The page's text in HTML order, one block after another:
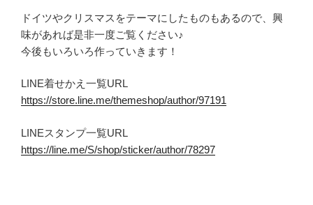
ドイツやクリスマスをテーマにしたものもあるので、興
味があれば是非一度ご覧ください♪
今後もいろいろ作っていきます！
LINE着せかえ一覧URL
https://store.line.me/themeshop/author/97191
LINEスタンプ一覧URL
https://line.me/S/shop/sticker/author/78297